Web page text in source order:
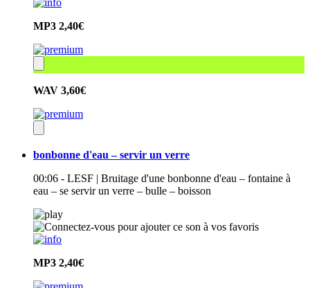
MP3 2,40€
WAV 3,60€
bonbonne d'eau – servir un verre
00:06 - LESF | Bruitage d'une bonbonne d'eau – fontaine à
eau – se servir un verre – bulle – boisson
MP3 2,40€